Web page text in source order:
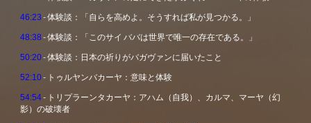
46:23 - 体験談：「自らを高めよ。そうすれば私が見つかる。」
48:38 - 体験談：「このサイ ババは世界で唯一の存在である。」
50:20- 体験談：日本の祈りがバガヴァンに届いたこと
52:10- トゥルヤンバカーヤ：意味と体験
54:54- トリプラーンタカーヤ：アハム（自我）、カルマ、マーヤ（幻
影）の破壊者